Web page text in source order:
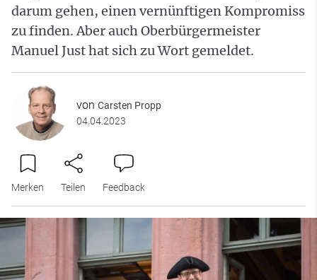
darum gehen, einen vernünftigen Kompromiss
zu finden. Aber auch Oberbürgermeister
Manuel Just hat sich zu Wort gemeldet.
von Carsten Propp
04.04.2023
Merken Teilen Feedback